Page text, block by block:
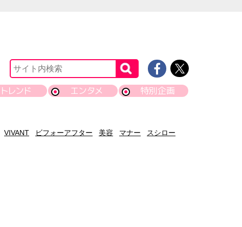
トレンド エンタメ 特別企画
VIVANT ビフォーアフター 美容 マナー
スシロー